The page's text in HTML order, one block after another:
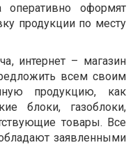
оформят
продукции по месту
интернет – магазин
всем своим
продукцию, как
блоки, газоблоки,
товары. Все
заявленными